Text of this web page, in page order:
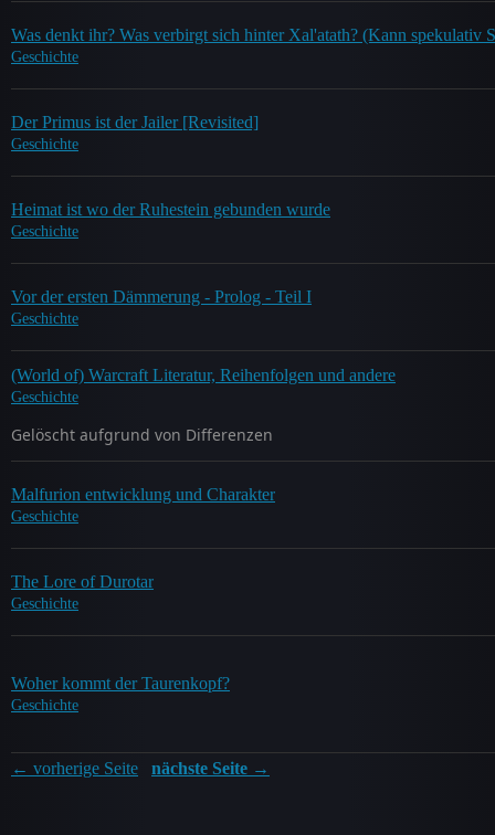
Was denkt ihr? Was verbirgt sich hinter Xal'atath? (Kann spekulativ
Geschichte
Der Primus ist der Jailer [Revisited]
Geschichte
Heimat ist wo der Ruhestein gebunden wurde
Geschichte
Vor der ersten Dämmerung - Prolog - Teil I
Geschichte
(World of) Warcraft Literatur, Reihenfolgen und andere
Geschichte
Gelöscht aufgrund von Differenzen
Malfurion entwicklung und Charakter
Geschichte
The Lore of Durotar
Geschichte
Woher kommt der Taurenkopf?
Geschichte
← vorherige Seite nächste Seite →